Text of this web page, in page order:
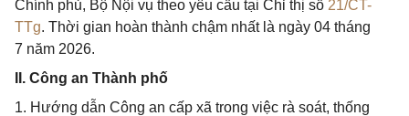
Chính phủ, Bộ Nội vụ theo yêu cầu tại Chỉ thị số 21/CT-
TTg. Thời gian hoàn thành chậm nhất là ngày 04 tháng
7 năm 2026.
II. Công an Thành phố
1. Hướng dẫn Công an cấp xã trong việc rà soát, thống